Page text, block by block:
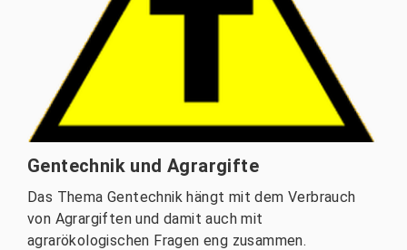
Gentechnik und Agrargifte
Das Thema Gentechnik hängt mit dem Verbrauch
von Agrargiften und damit auch mit
agrarökologischen Fragen eng zusammen.